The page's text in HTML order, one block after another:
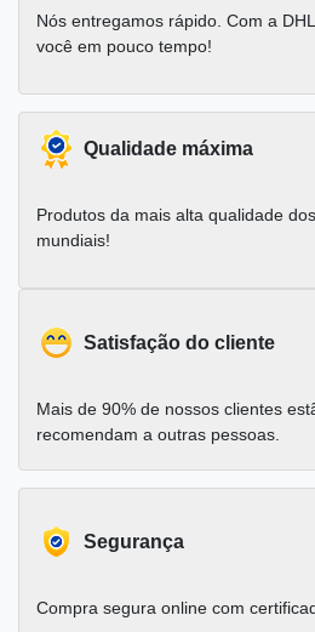
Nós entregamos rápido. Com a
você em pouco tempo!
Qualidade máxima
Produtos da mais alta qualidade
mundiais!
Satisfação do cliente
Mais de 90% de nossos clientes
recomendam a outras pessoas.
Segurança
Compra segura online com